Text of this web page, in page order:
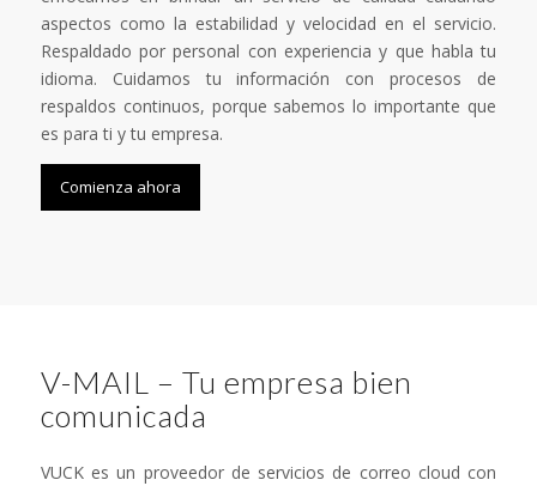
aspectos como la estabilidad y velocidad en el servicio.
Respaldado por personal con experiencia y que habla tu
idioma. Cuidamos tu información con procesos de
respaldos continuos, porque sabemos lo importante que
es para ti y tu empresa.
Comienza ahora
V-MAIL – Tu empresa bien
comunicada
VUCK es un proveedor de servicios de correo cloud con